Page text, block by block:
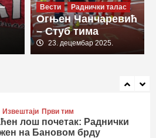
Вести Раднички талас
Огњен Чанчаревић
– Стуб тима
23. децембар 2025.
проби
Извештаји Први тим
другом тест мечу
Извештаји Први тим
лош почетак: Раднички
на Бановом брду